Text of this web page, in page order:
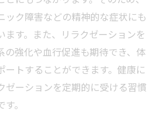
ック障害などの精神的な症状にも
ます。また、リラクゼーションを
の強化や血行促進も期待でき、体
ートすることができます。健康に
ゼーションを定期的に受ける習慣
。にお友達登録頂いたお客様は